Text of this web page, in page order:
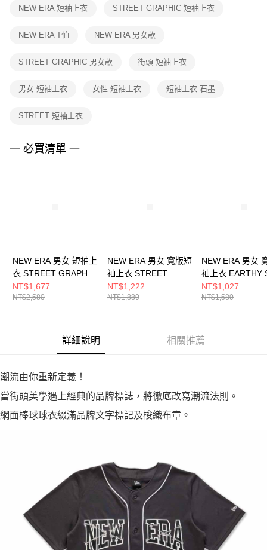
客戶支援中心」https://netprotections.freshdesk.com/support/home
１．透過由恩沛科技股份有限公司提供之「AFTEE先享後付」服務完成之交
權轉讓予恩沛科技股份有限公司。
３．未成年的使用者請事先徵得法定代理人或監護人之同意方可使用
任。
請求用戶進行身份認證。
５．嚴禁一人註冊多個帳號或使用他人資訊註冊。若發現惡意使用之情形，
NEW ERA 短袖上衣 STREET GRAPHIC 短袖上衣
NEW ERA T恤 NEW ERA 男女款
STREET GRAPHIC 男女款 街頭 短袖上衣
男女 短袖上衣 女性 短袖上衣 短袖上衣 石墨
STREET 短袖上衣
一 必買清單 一
NEW ERA 男女 短袖上
衣 STREET GRAPHIC
NEW ERA 黑
NE14701360
NT$1,677
NT$2,580
NEW ERA 男女 寬版短
袖上衣 STREET
GRAPHIC 洛杉磯道奇
黑/石墨 NE14701277
NT$1,222
NT$1,880
NEW ERA 男女
袖上衣 EARTHY
NEW ERA 石墨
NE14701316
NT$1,027
NT$1,580
詳細說明 相關推薦
潮流由你重新定義！
當街頭美學遇上經典的品牌標誌，將徹底改寫潮流法則。
網面棒球球衣綴滿品牌文字標記及梭織布章。